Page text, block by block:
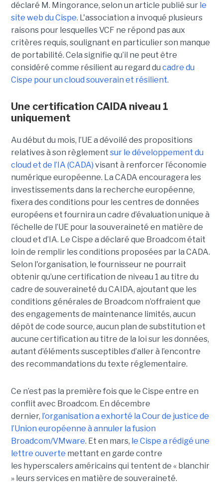
déclaré M. Mingorance, selon un article publié sur le
site web du Cispe. L'association a invoqué plusieurs
raisons pour lesquelles VCF ne répond pas aux
critères requis, soulignant en particulier son manque
de portabilité. Cela signifie qu’il ne peut être
considéré comme résilient au regard du cadre du
Cispe pour un cloud souverain et résilient.
Une certification CAIDA niveau 1
uniquement
Au début du mois, l’UE a dévoilé des propositions
relatives à son règlement sur le développement du
cloud et de l’IA (CADA) visant à renforcer l’économie
numérique européenne. La CADA encouragera les
investissements dans la recherche européenne,
fixera des conditions pour les centres de données
européens et fournira un cadre d’évaluation unique à
l’échelle de l’UE pour la souveraineté en matière de
cloud et d’IA. Le Cispe a déclaré que Broadcom était
loin de remplir les conditions proposées par la CADA.
Selon l'organisation, le fournisseur ne pourrait
obtenir qu’une certification de niveau 1 au titre du
cadre de souveraineté du CAIDA, ajoutant que les
conditions générales de Broadcom n’offraient que
des engagements de maintenance limités, aucun
dépôt de code source, aucun plan de substitution et
aucune certification au titre de la loi sur les données,
autant d’éléments susceptibles d’aller à l’encontre
des recommandations du texte réglementaire.
Ce n’est pas la première fois que le Cispe entre en
conflit avec Broadcom. En décembre
dernier, l’organisation a exhorté la Cour de justice de
l’Union européenne à annuler la fusion
Broadcom/VMware. Et en mars, le Cispe a rédigé une
lettre ouverte mettant en garde contre
les hyperscalers américains qui tentent de « blanchir
» leurs services en matière de souveraineté.